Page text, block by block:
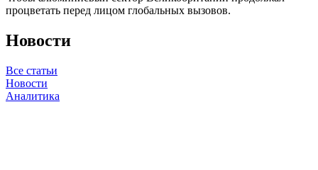
процветать перед лицом глобальных вызовов.
Новости
Все статьи
Новости
Аналитика